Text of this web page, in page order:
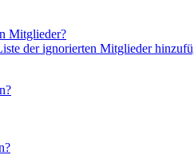
Mitglieder?
der ignorierten Mitglieder